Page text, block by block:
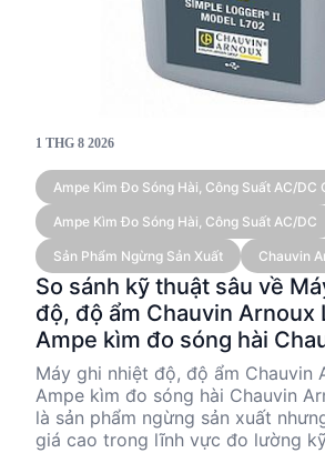
1 THG 8 2026
Ampe Kìm Đo Sóng Hài, Công Suất AC/DC
Ampe Kìm Đo Sóng Hài, Công Suất AC/DC
Sản Phẩm Ngừng Sản Xuất Chauvin
So sánh kỹ thuật sâu về
độ, độ ẩm Chauvin Arnoux
Ampe kìm đo sóng hài
F605
Máy ghi nhiệt độ, độ ẩm Chauvin
Ampe kìm đo sóng hài Chauvin
là sản phẩm ngừng sản xuất
giá cao trong lĩnh vực đo lường